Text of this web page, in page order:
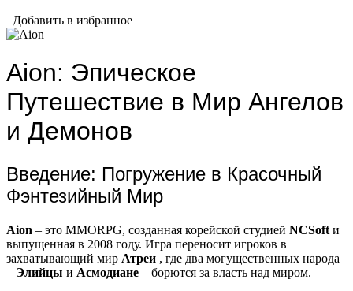
Добавить в избранное
Aion: Эпическое
Путешествие в Мир Ангелов
и Демонов
Введение: Погружение в Красочный
Фэнтезийный Мир
Aion – это MMORPG, созданная корейской студией NCSoft и
выпущенная в 2008 году. Игра переносит игроков в
захватывающий мир Атреи , где два могущественных народа
– Элийцы и Асмодиане – борются за власть над миром.